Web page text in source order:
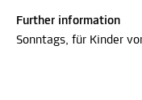
Further information
Sonntags, für Kinder